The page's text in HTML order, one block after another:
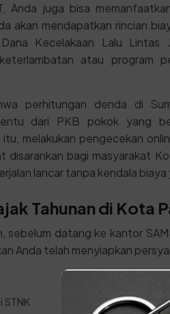
Anda juga bisa
akan mendapatkan rincian
Kecelakaan Lalu Lintas
atau program
perhitungan denda di
dari PKB pokok yang
melakukan pengecekan
disarankan bagi masyarakat
lancar tanpa kendala biaya
Tahunan di Kota
sebelum datang ke kantor
Anda telah menyiapkan
STNK